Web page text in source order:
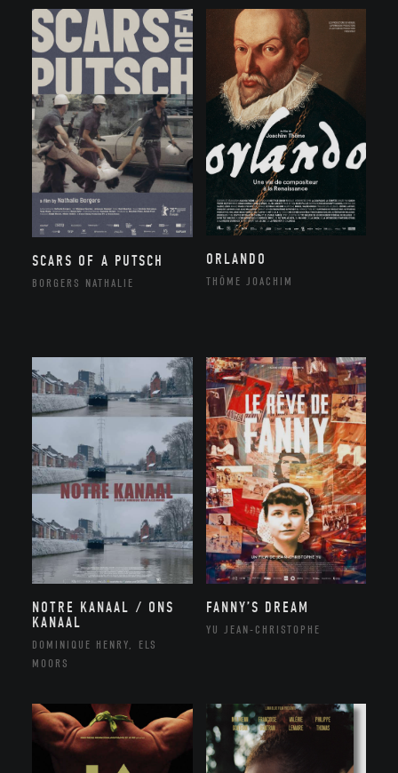
SCARS OF A PUTSCH
BORGERS NATHALIE
ORLANDO
THÔME JOACHIM
NOTRE KANAAL / ONS
KANAAL
DOMINIQUE HENRY, ELS
MOORS
FANNY’S DREAM
YU JEAN-CHRISTOPHE